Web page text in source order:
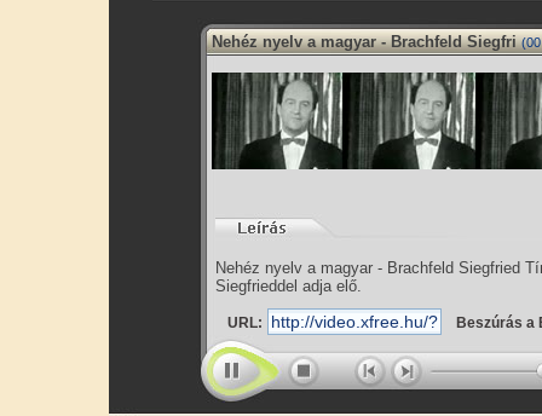
Nehéz nyelv a magyar - Brachfeld Siegfri
Nehéz nyelv a magyar - Brachfeld Siegfried
Siegfrieddel adja elő.
URL: Beszúrás a